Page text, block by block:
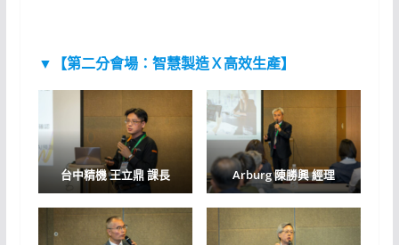
▼【第二分會場： 智慧製造Ｘ高效生產】
台中精機王立鼎 課長 Arburg陳勝興 經理